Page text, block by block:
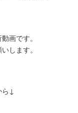
画です。
します。
ら↓